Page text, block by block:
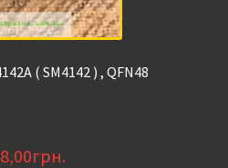
( SM4142 ) , QFN48
грн.